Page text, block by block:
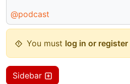
@podcast
You must log in or register
Sidebar